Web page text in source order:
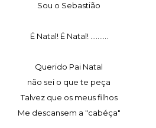
Sou o Sebastião
É Natal! É Natal! ..........
Querido Pai Natal
não sei o que te peça
Talvez que os meus filhos
Me descansem a "cabéça"